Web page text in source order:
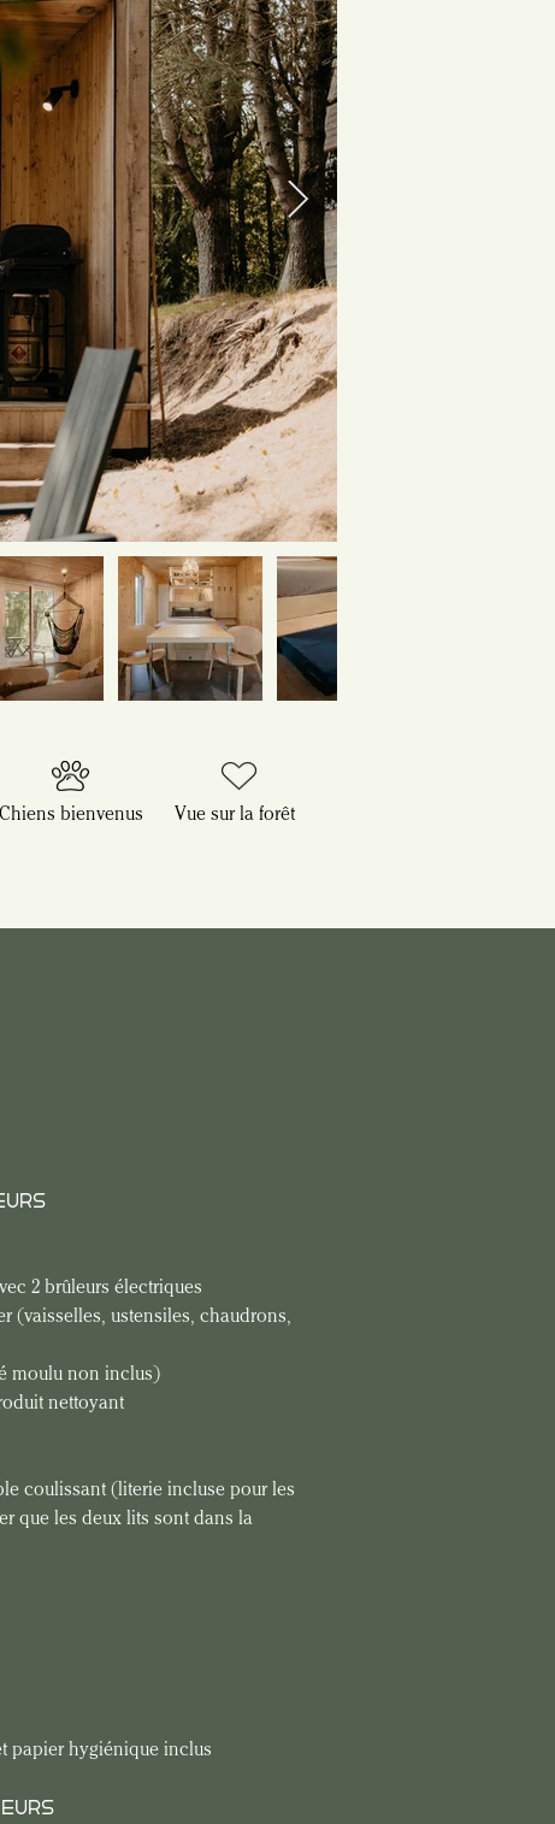
Chiens bienvenus Vue sur la forêt
2 brûleurs électriques
(vaisselles, ustensiles, chaudrons,
moulu non inclus)
nettoyant
coulissant (literie incluse pour les
que les deux lits sont dans la
papier hygiénique inclus